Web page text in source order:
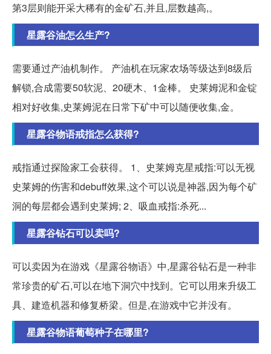
第3层则能开采大稀有的金矿石,并且,层数越高,。
星露谷油怎么生产?
需要通过产油机制作。 产油机在玩家农场等级达到8级后
解锁,合成需要50软泥、20硬木、1金棒。 史莱姆泥和金锭
相对好收集,史莱姆泥在日常下矿中可以随便收集,金。
星露谷物语戒指怎么获得?
戒指通过探险家工会获得。 1、史莱姆克星戒指:可以无视
史莱姆的伤害和debuff效果,这个可以说是神器,因为每个矿
洞的每层都会遇到史莱姆; 2、吸血戒指:杀死...
星露谷钻石可以卖吗?
可以卖因为在游戏《星露谷物语》中,星露谷钻石是一种非
常珍贵的矿石,可以在地下洞穴中找到。它可以用来升级工
具、建造机器和修复桥梁。但是,在游戏中它并没有。
星露谷物语葡萄种子在哪里?